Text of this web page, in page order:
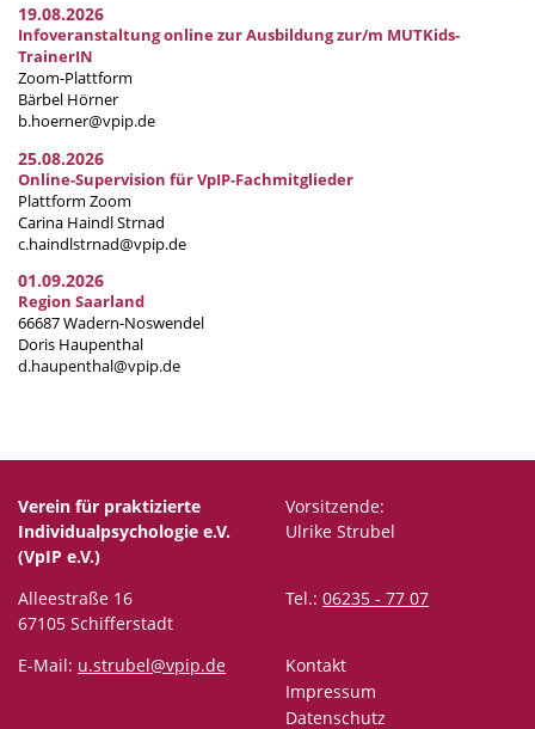
19.08.2026
Infoveranstaltung online zur Ausbildung zur/m MUTKids-
TrainerIN
Zoom-Plattform
Bärbel Hörner
b.hoerner@vpip.de
25.08.2026
Online-Supervision für VpIP-Fachmitglieder
Plattform Zoom
Carina Haindl Strnad
c.haindlstrnad@vpip.de
01.09.2026
Region Saarland
66687 Wadern-Noswendel
Doris Haupenthal
d.haupenthal@vpip.de
Verein für praktizierte
Individualpsychologie e.V.
(VpIP e.V.)
Vorsitzende:
Ulrike Strubel
Alleestraße 16
67105 Schifferstadt
Tel.: 06235 - 77 07
E-Mail: u.strubel@vpip.de
Kontakt
Impressum
Datenschutz